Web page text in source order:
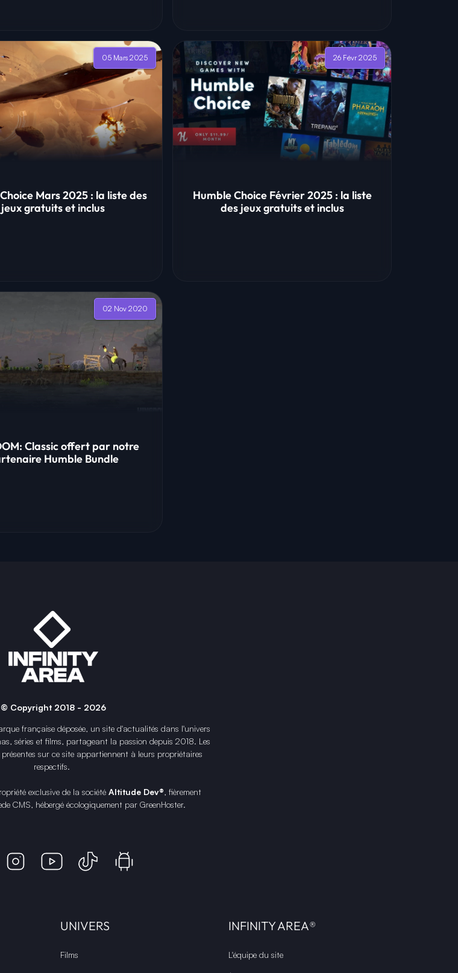
05 Mars 2025
Mars 2025 : la liste des
jeux gratuits et inclus
26 Févr 2025
Humble Choice Février 2025 : la liste
des jeux gratuits et inclus
02 Nov 2020
Classic offert par notre
Humble Bundle
© Copyright 2018 - 2026
françaisedéposée, un site d'actualités dans l'univers
séries et films, partageant la passion depuis 2018. Les
sur ce site appartiennent à leurs propriétaires
respectifs.
exclusive de la société Altitude Dev®, fièrement
CMS, hébergé écologiquement par GreenHoster.
UNIVERS
Films
INFINITY AREA®
L'équipe du site